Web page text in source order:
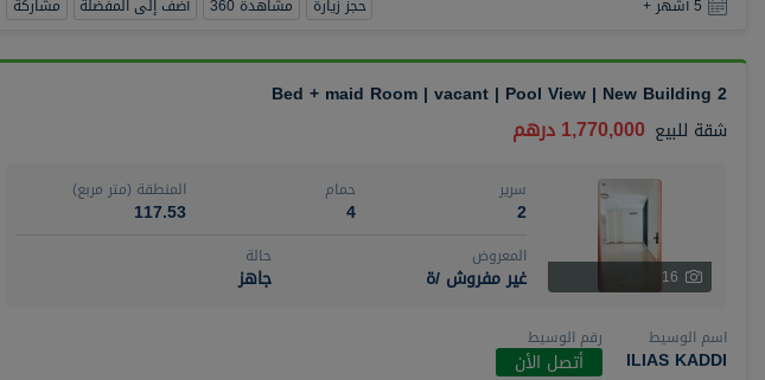
5 أشهر + حجز زيارة مشاهدة 360 أضف إلى المفضلة مشاركة
2 Bed + maid Room | vacant | Pool View | New Building
شقة للبيع 1,770,000 درهم
16
سرير
2
حمام
4
المنطقة (متر مربع)
117.53
المعروض
غير مفروش /ة
حالة
جاهز
اسم الوسيط
ILIAS KADDI
رقم الوسيط
أتصل الأن